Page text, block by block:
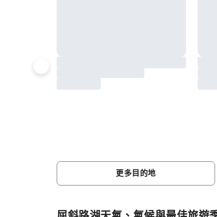
更多目的地